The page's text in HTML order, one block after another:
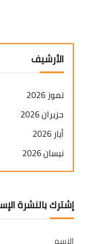
الأرشيف
تموز 2026
حزيران 2026
أيار 2026
نيسان 2026
آذار 2026
كانون ثاني 2026
إشترك بالنشرة